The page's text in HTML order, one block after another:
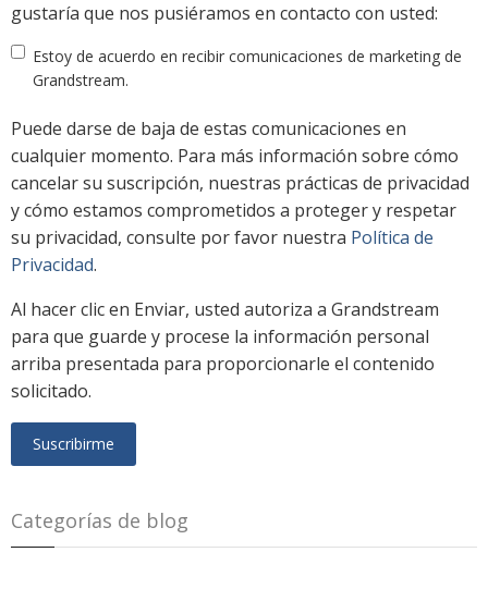
gustaría que nos pusiéramos en contacto con usted:
Estoy de acuerdo en recibir comunicaciones de marketing de
Grandstream.
Puede darse de baja de estas comunicaciones en
cualquier momento. Para más información sobre cómo
cancelar su suscripción, nuestras prácticas de privacidad
y cómo estamos comprometidos a proteger y respetar
su privacidad, consulte por favor nuestra Política de
Privacidad.
Al hacer clic en Enviar, usted autoriza a Grandstream
para que guarde y procese la información personal
arriba presentada para proporcionarle el contenido
solicitado.
Categorías de blog